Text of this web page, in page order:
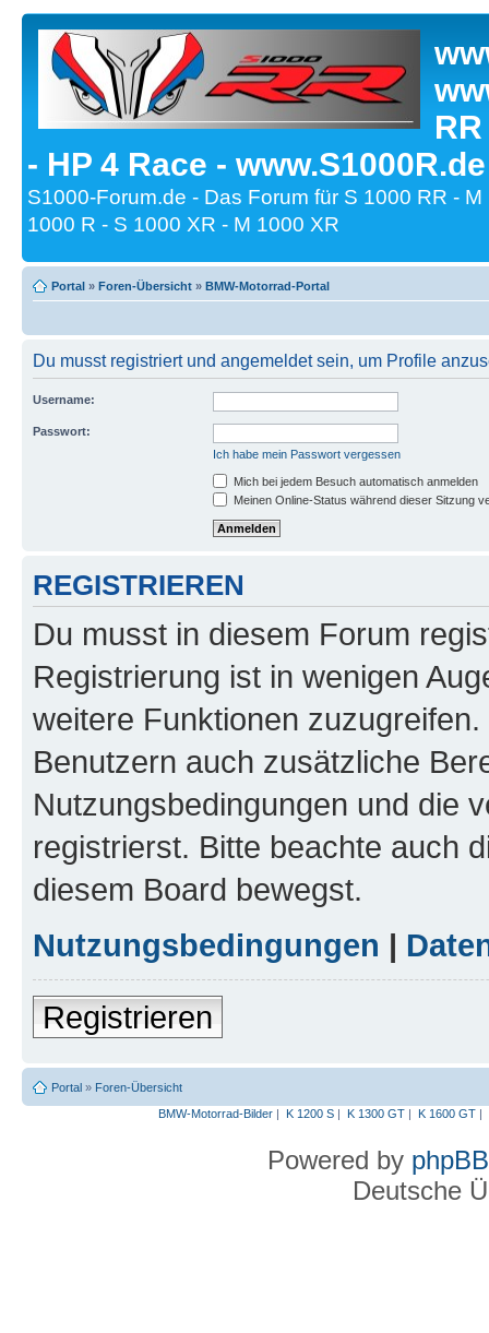
- HP 4 Race -
S1000-Forum.de - Das Forum für S 1000 RR -
1000 R - S 1000 XR - M 1000 XR
Portal » Foren-Übersicht » BMW-Motorrad-Portal
Du musst registriert und angemeldet sein, um Profile
Username:
Passwort:
Ich habe mein Passwort vergessen
Mich bei jedem Besuch automatisch anmelden
Meinen Online-Status während dieser Sitzung
REGISTRIEREN
Du musst in diesem Forum
Registrierung ist in wenigen
weitere Funktionen
Benutzern auch zusätzliche
Nutzungsbedingungen und die
registrierst. Bitte beachte auch
diesem Board bewegst.
Nutzungsbedingungen |
Registrieren
Portal » Foren-Übersicht
BMW-Motorrad-Bilder| K 1200 S| K 1300 GT| K 1600 GT|
Powered by phpBB
Deutsche